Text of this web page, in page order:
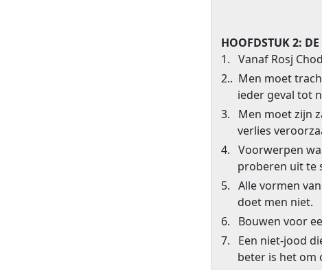
HOOFDSTUK 2:
1. Vanaf Rosj
2.. Men moet
ieder geval tot
3. Men moet zijn
verlies
4. Voorwerpen
proberen uit te
5. Alle vormen
doet men niet.
6. Bouwen voor
7. Een niet-jood
beter is het om